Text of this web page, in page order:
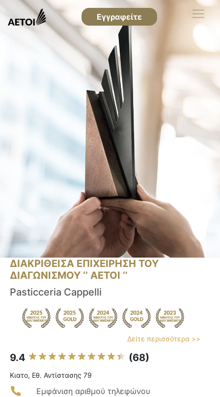
Εγγραφείτε
ΔΙΑΚΡΙΘΕΙΣΑ ΕΠΙΧΕΙΡΗΣΗ ΤΟΥ
ΔΙΑΓΩΝΙΣΜΟΥ ‘’ ΑΕΤΟΙ ‘’
Pasticceria Cappelli
Δείτε περισσότερα >>
9.4 (68)
Κιατο, Εθ. Αντίστασης 79
Εμφάνιση αριθμού τηλεφώνου